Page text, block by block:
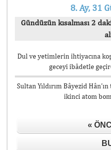
8. Ay, 31
Gündüzün kısalması 2
Dul ve yetimlerin ihtiyacına
geceyi ibâdetle
Sultan Yıldırım Bâyezid
ikinci atom
«